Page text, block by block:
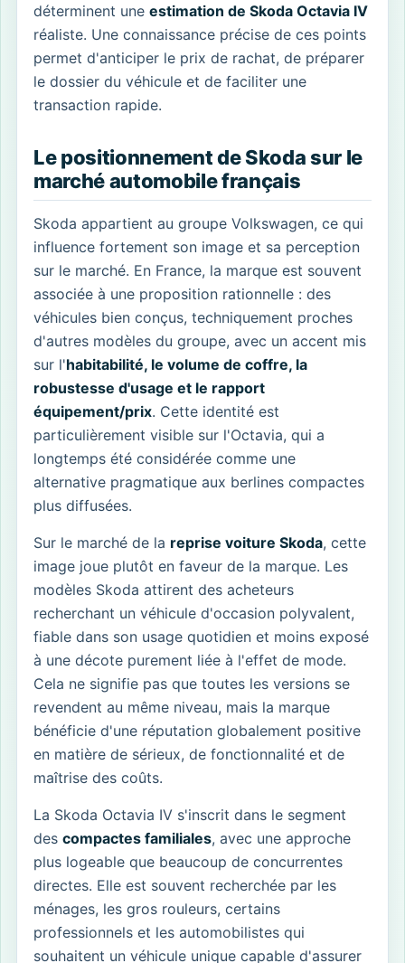
déterminent une estimation de Skoda Octavia IV
réaliste. Une connaissance précise de ces points
permet d'anticiper le prix de rachat, de préparer
le dossier du véhicule et de faciliter une
transaction rapide.
Le positionnement de Skoda sur le
marché automobile français
Skoda appartient au groupe Volkswagen, ce qui
influence fortement son image et sa perception
sur le marché. En France, la marque est souvent
associée à une proposition rationnelle : des
véhicules bien conçus, techniquement proches
d'autres modèles du groupe, avec un accent mis
sur l'habitabilité, le volume de coffre, la
robustesse d'usage et le rapport
équipement/prix. Cette identité est
particulièrement visible sur l'Octavia, qui a
longtemps été considérée comme une
alternative pragmatique aux berlines compactes
plus diffusées.
Sur le marché de la reprise voiture Skoda, cette
image joue plutôt en faveur de la marque. Les
modèles Skoda attirent des acheteurs
recherchant un véhicule d'occasion polyvalent,
fiable dans son usage quotidien et moins exposé
à une décote purement liée à l'effet de mode.
Cela ne signifie pas que toutes les versions se
revendent au même niveau, mais la marque
bénéficie d'une réputation globalement positive
en matière de sérieux, de fonctionnalité et de
maîtrise des coûts.
La Skoda Octavia IV s'inscrit dans le segment
des compactes familiales, avec une approche
plus logeable que beaucoup de concurrentes
directes. Elle est souvent recherchée par les
ménages, les gros rouleurs, certains
professionnels et les automobilistes qui
souhaitent un véhicule unique capable d'assurer